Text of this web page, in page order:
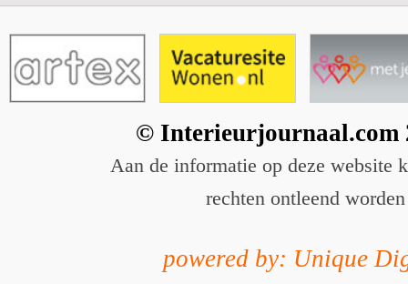
© Interieurjournaal.com
Aan de informatie op deze website
rechten ontleend worden
powered by: Unique